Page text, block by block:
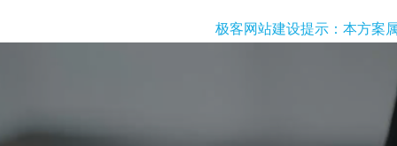
极客网站建设提示：本方案